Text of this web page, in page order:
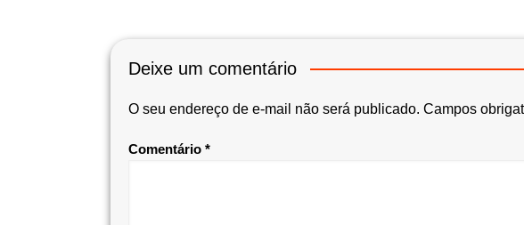
Deixe um comentário
O seu endereço de e-mail não será publicado. Campos
Comentário *